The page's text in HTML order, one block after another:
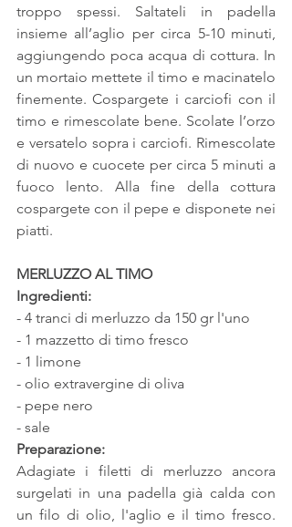
troppo spessi. Saltateli in padella
insieme all’aglio per circa 5-10 minuti,
aggiungendo poca acqua di cottura. In
un mortaio mettete il timo e macinatelo
finemente. Cospargete i carciofi con il
timo e rimescolate bene. Scolate l’orzo
e versatelo sopra i carciofi. Rimescolate
di nuovo e cuocete per circa 5 minuti a
fuoco lento. Alla fine della cottura
cospargete con il pepe e disponete nei
piatti.
MERLUZZO AL TIMO
Ingredienti:
- 4 tranci di merluzzo da 150 gr l'uno
- 1 mazzetto di timo fresco
- 1 limone
- olio extravergine di oliva
- pepe nero
- sale
Preparazione:
Adagiate i filetti di merluzzo ancora
surgelati in una padella già calda con
un filo di olio, l'aglio e il timo fresco.